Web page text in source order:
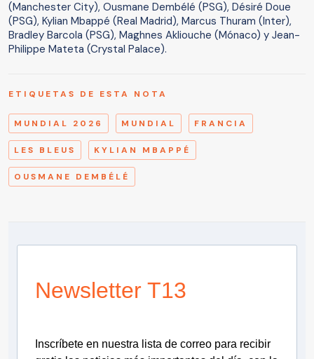
(Manchester City), Ousmane Dembélé (PSG), Désiré Doue
(PSG), Kylian Mbappé (Real Madrid), Marcus Thuram (Inter),
Bradley Barcola (PSG), Maghnes Akliouche (Mónaco) y Jean-
Philippe Mateta (Crystal Palace).
ETIQUETAS DE ESTA NOTA
MUNDIAL 2026 MUNDIAL FRANCIA
LES BLEUS KYLIAN MBAPPÉ
OUSMANE DEMBÉLÉ
Newsletter T13
Inscríbete en nuestra lista de correo para recibir